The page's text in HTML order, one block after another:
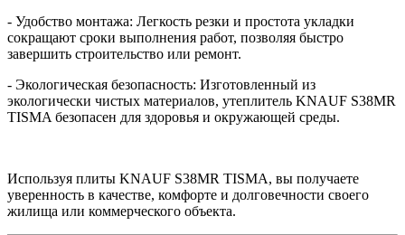
- Удобство монтажа: Легкость резки и простота укладки
сокращают сроки выполнения работ, позволяя быстро
завершить строительство или ремонт.
- Экологическая безопасность: Изготовленный из
экологически чистых материалов, утеплитель KNAUF S38MR
TISMA безопасен для здоровья и окружающей среды.
Используя плиты KNAUF S38MR TISMA, вы получаете
уверенность в качестве, комфорте и долговечности своего
жилища или коммерческого объекта.